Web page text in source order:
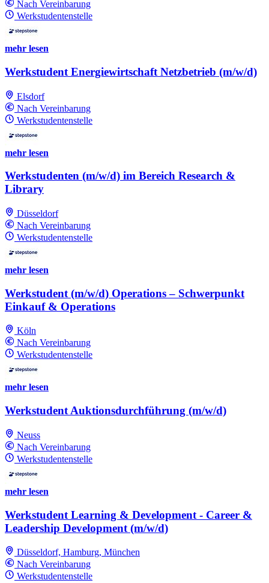
Nach Vereinbarung
Werkstudentenstelle
mehr lesen
Werkstudent Energiewirtschaft Netzbetrieb (m/w/d)
Elsdorf
Nach Vereinbarung
Werkstudentenstelle
mehr lesen
Werkstudenten (m/w/d) im Bereich Research &
Library
Düsseldorf
Nach Vereinbarung
Werkstudentenstelle
mehr lesen
Werkstudent (m/w/d) Operations – Schwerpunkt
Einkauf & Operations
Köln
Nach Vereinbarung
Werkstudentenstelle
mehr lesen
Werkstudent Auktionsdurchführung (m/w/d)
Neuss
Nach Vereinbarung
Werkstudentenstelle
mehr lesen
Werkstudent Learning & Development - Career &
Leadership Development (m/w/d)
Düsseldorf, Hamburg, München
Nach Vereinbarung
Werkstudentenstelle